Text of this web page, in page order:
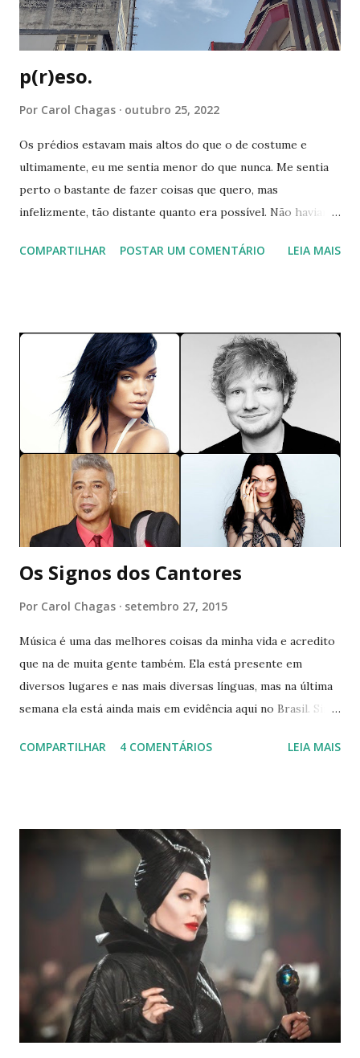
sentir que não sou correspondida na mesma intensidade,
me despeço do que sinto, um pedaço ...
p(r)eso.
Por Carol Chagas outubro 25, 2022
Os prédios estavam mais altos do que o de costume e
ultimamente, eu me sentia menor do que nunca. Me sentia
perto o bastante de fazer coisas que quero, mas
infelizmente, tão distante quanto era possível. Não haviam
eu me sentia presa e predadora do que quer que estivesse
nada mais parecia estar definido. E isso me definhava aos
poucos. Me comia viva sem pedir troco, me dessensibilizava
a ponto de eu me sensibilizar com migalhas. Eu não era
mais minha ou de quem quer que fosse. Isso me frustrava.
Mais uma vez, me via ali estirada ao chão, como quem pede
ao mundo um pouco de carinho. Sempre perto de
aniversários. Ninguém continuava tendo respostas para as
coincidências que apareciam em determinados meses. Será
que esse ciclo torto sempre voltaria a se repetir? Eu ...
COMPARTILHAR POSTAR UM COMENTÁRIO LEIA MAIS
Os Signos dos Cantores
Por Carol Chagas setembro 27, 2015
Música é uma das melhores coisas da minha vida e acredito
que na de muita gente também. Ela está presente em
diversos lugares e nas mais diversas línguas, mas na última
semana ela está ainda mais em evidência aqui no Brasil. Sim,
decidi fazer um post sobre os cantores, mas de um jeitinho
procurar o aniversário dos cantores, resolvi reunir muitos
deles em um post :) Lembrando que podem existir
diferenças nos perfis que eu descrevi, dependendo do
ascendente e da posição das casas , okay? Agora vai lá, ler :P
Áries Os arianos são conhecidos por iniciar, colocar em
prática coisas que ainda não foram realizadas. E que, por
esse motivo, sempre são lembrados por seus feitos. Áries
é o tempo de começos e isso fica ainda mais evidente a...
COMPARTILHAR 4 COMENTÁRIOS LEIA MAIS